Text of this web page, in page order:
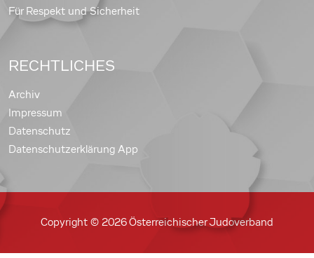
Für Respekt und Sicherheit
RECHTLICHES
Archiv
Impressum
Datenschutz
Datenschutzerklärung App
Copyright © 2026 Österreichischer Judoverband